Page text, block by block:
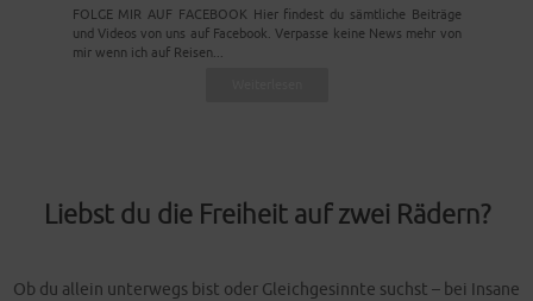
FOLGE MIR AUF FACEBOOK Hier findest du sämtliche Beiträge
und Videos von uns auf Facebook. Verpasse keine News mehr von
mir wenn ich auf Reisen...
Liebst du die Freiheit auf zwei Rädern?
Ob du allein unterwegs bist oder Gleichgesinnte suchst – bei Insane